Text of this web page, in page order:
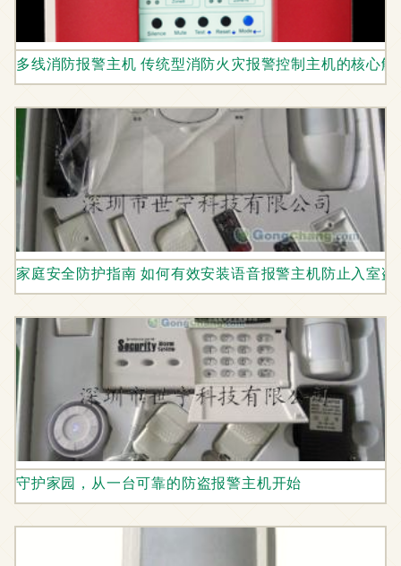
多线消防报警主机 传统型消防火灾报警控制主机的核心解
家庭安全防护指南 如何有效安装语音报警主机防止入室盗
守护家园，从一台可靠的防盗报警主机开始